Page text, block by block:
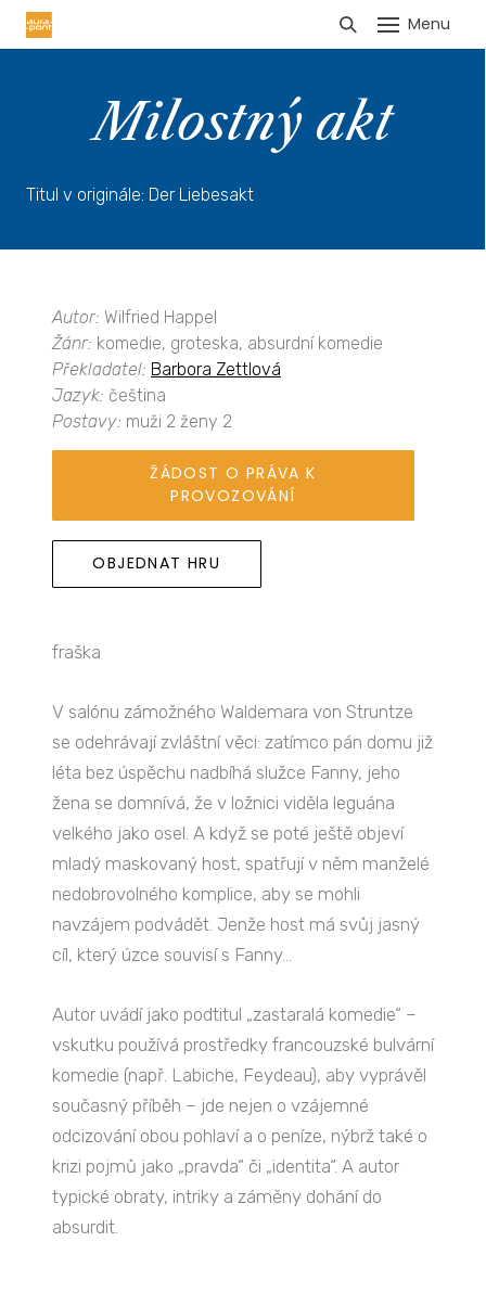
Menu
Milostný akt
Titul v originále: Der Liebesakt
Autor: Wilfried Happel
Žánr: komedie, groteska, absurdní komedie
Překladatel: Barbora Zettlová
Jazyk: čeština
Postavy: muži 2 ženy 2
ŽÁDOST O PRÁVA K
PROVOZOVÁNÍ
OBJEDNAT HRU
fraška
V salónu zámožného Waldemara von Struntze
se odehrávají zvláštní věci: zatímco pán domu již
léta bez úspěchu nadbíhá služce Fanny, jeho
žena se domnívá, že v ložnici viděla leguána
velkého jako osel. A když se poté ještě objeví
mladý maskovaný host, spatřují v něm manželé
nedobrovolného komplice, aby se mohli
navzájem podvádět. Jenže host má svůj jasný
cíl, který úzce souvisí s Fanny…
Autor uvádí jako podtitul „zastaralá komedie“ –
vskutku používá prostředky francouzské bulvární
komedie (např. Labiche, Feydeau), aby vyprávěl
současný příběh – jde nejen o vzájemné
odcizování obou pohlaví a o peníze, nýbrž také o
krizi pojmů jako „pravda“ či „identita“. A autor
typické obraty, intriky a záměny dohání do
absurdit.